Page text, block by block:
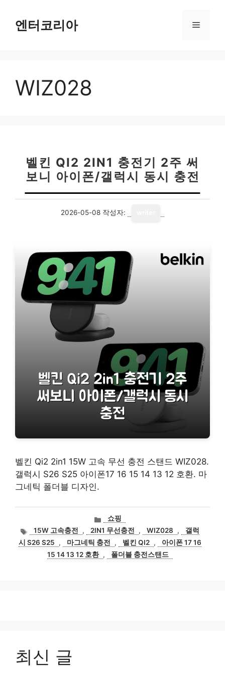
엔터코리아 메
WIZ028
벨킨 QI2 2IN1 충전기 2주 써
보니 아이폰/갤럭시 동시 충전
2026-05-08 작성자:
벨킨 Qi2 2in1 15W 고속 무선 충전 스탠드 WIZ028.
갤럭시 S26 S25 아이폰17 16 15 14 13 12 호환. 마
그네틱 폴더블 디자인.
카
테
고
리
쇼핑
태
그
15W 고속충전 , 2IN1 무선충전 , WIZ028 ,
갤럭
시 S26 S25
, 마그네틱 충전 , 벨킨 QI2 ,
아이폰 17 16
15 14 13 12 호환 , 폴더블 충전스탠드
최신 글